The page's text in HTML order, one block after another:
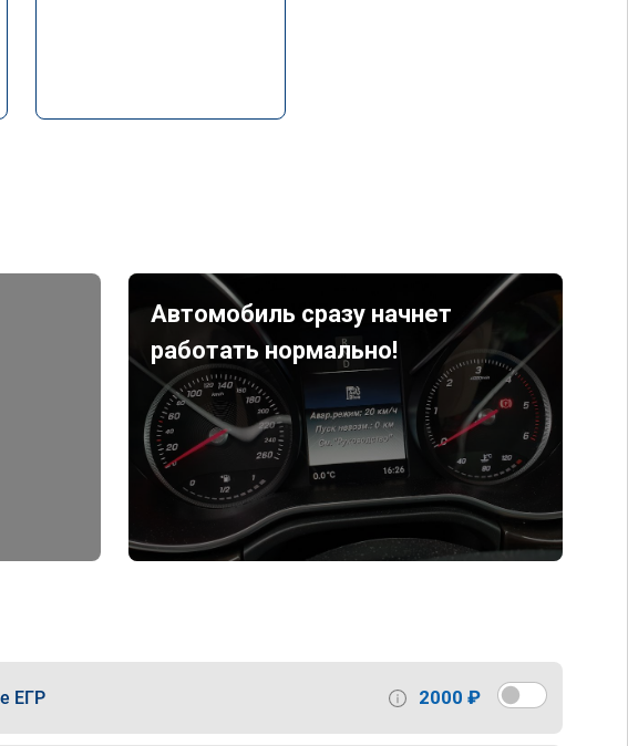
Автомобиль сразу начнет
работать нормально!
ЕГР 2000 ₽